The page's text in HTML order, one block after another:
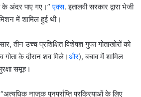
के अंदर पाए गए।”एक्स. इतालवी सरकार द्वारा भेजी
में शामिल हुई थी।
तीन उच्च प्रशिक्षित विशेषज्ञ गुफा गोताखोरों को
गोता के दौरान शव मिले।और), बचाव में शामिल
समूह।
नाजुक पुनर्प्राप्ति प्रक्रियाओं के लिए